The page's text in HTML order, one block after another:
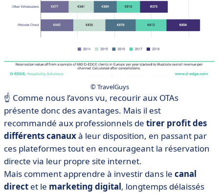
© TravelGuys
☝️ Comme nous l’avons vu, recourir aux OTAs
présente donc des avantages. Mais il est
recommandé aux professionnels de tirer profit des
différents canauxà leur disposition, en passant par
ces plateformes tout en encourageant la réservation
directe via leur propre site internet.
Mais comment apprendre à investir dans le canal
direct et le marketing digital, longtemps délaissés